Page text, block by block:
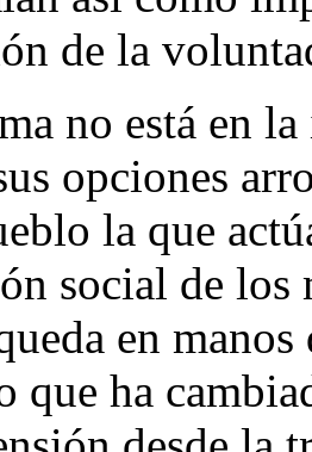
de la
no está en
opciones
la que
social de los
en
que ha